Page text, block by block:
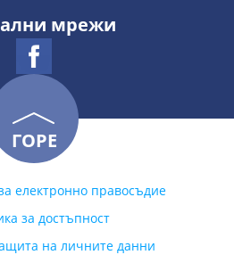
мрежи
ГОРЕ
електронно правосъдие
за достъпност
на личните данни